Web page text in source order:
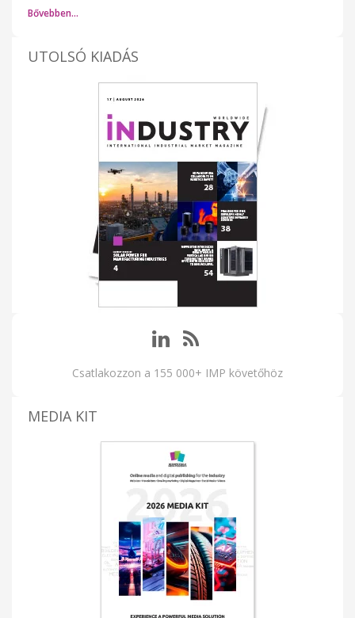
Bővebben…
UTOLSÓ KIADÁS
Csatlakozzon a 155 000+ IMP követőhöz
MEDIA KIT